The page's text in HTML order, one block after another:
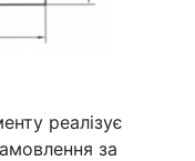
реалізує
за